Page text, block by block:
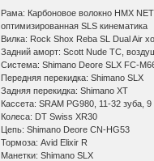
Рама: Карбоновое волокно HMX
оптимизированная SLS кинематика
Вилка: Rock Shox Reba SL Dual Air
Задний аморт: Scott Nude TC,
Система: Shimano Deore SLX FC-
Передняя перекидка: Shimano SLX
Задняя перекидка: Shimano XT
Кассета: SRAM PG980, 11-32 зуба,
Колеса: DT Swiss XR30
Цепь: Shimano Deore CN-HG53
Тормоза: Avid Elixir R
Манетки: Shimano SLX